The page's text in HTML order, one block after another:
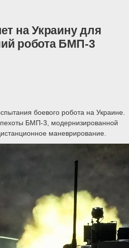
на Украину для
робота БМП-3
боевого робота на Украине.
БМП-3, модернизированной
маневрирование.